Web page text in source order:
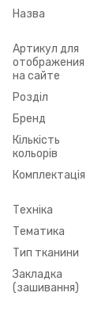
Назва
Артикул для
отображения
на сайте
Розділ
Бренд
Кількість
кольорів
Комплектація
Техніка
Тематика
Тип тканини
Закладка
(зашивання)